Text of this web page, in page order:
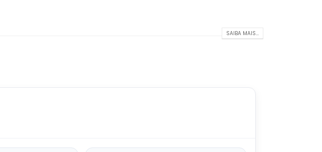
SAIBA MAIS...